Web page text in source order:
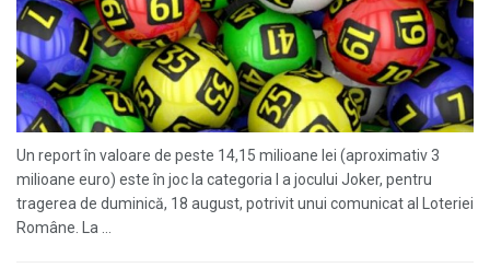
Un report în valoare de peste 14,15 milioane lei (aproximativ 3
milioane euro) este în joc la categoria I a jocului Joker, pentru
tragerea de duminică, 18 august, potrivit unui comunicat al Loteriei
Române. La ...